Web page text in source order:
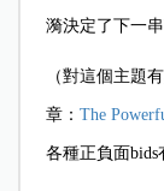
漪決定了下一
（對這個主題
章： The
各種正負面bids